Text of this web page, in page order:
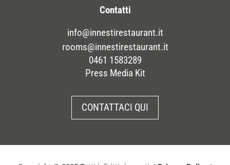
Contatti
info@innestirestaurant.it
rooms@innestirestaurant.it
0461 1583289
Press Media Kit
CONTATTACI QUI